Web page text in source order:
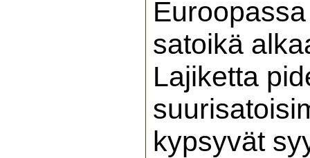
Euroopassa
satoikä
Lajiketta
kypsyvät